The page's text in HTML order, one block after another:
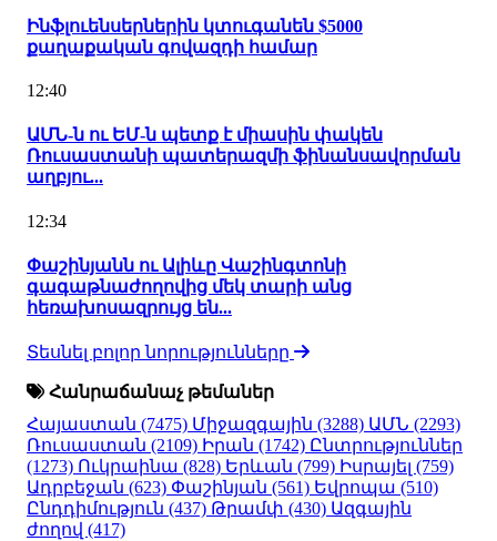
Ինֆլուենսերներին կտուգանեն $5000
քաղաքական գովազդի համար
12:40
ԱՄՆ-ն ու ԵՄ-ն պետք է միասին փակեն
Ռուսաստանի պատերազմի ֆինանսավորման
աղբյու...
12:34
Փաշինյանն ու Ալիևը Վաշինգտոնի
գագաթնաժողովից մեկ տարի անց
հեռախոսազրույց են...
Տեսնել բոլոր նորությունները
Հանրաճանաչ թեմաներ
Հայաստան (7475) Միջազգային (3288) ԱՄՆ (2293)
Ռուսաստան (2109) Իրան (1742) Ընտրություններ
(1273) Ուկրաինա (828) Երևան (799) Իսրայել (759)
Ադրբեջան (623) Փաշինյան (561) Եվրոպա (510)
Ընդդիմություն (437) Թրամփ (430) Ազգային
ժողով (417)